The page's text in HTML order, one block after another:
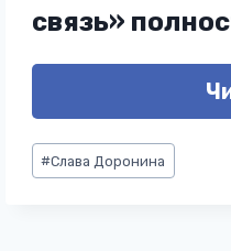
связь»
Метки
записи:
#Слава Доронина